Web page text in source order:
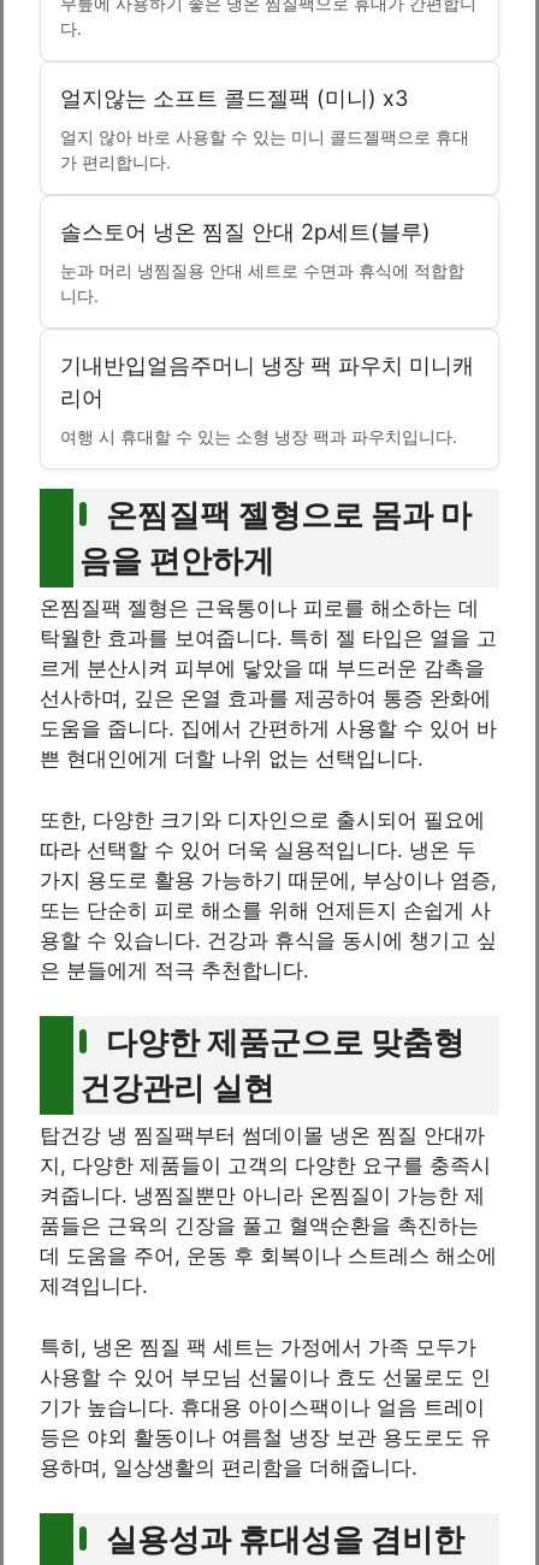
다.
얼지않는 소프트 콜드젤팩 (미니) x3
얼지 않아 바로 사용할 수 있는 미니 콜드젤팩으로 휴대
가 편리합니다.
솔스토어 냉온 찜질 안대 2p세트(블루)
눈과 머리 냉찜질용 안대 세트로 수면과 휴식에 적합합
니다.
기내반입얼음주머니 냉장 팩 파우치 미니캐
리어
여행 시 휴대할 수 있는 소형 냉장 팩과 파우치입니다.
온찜질팩 젤형으로 몸과 마
음을 편안하게
온찜질팩 젤형은 근육통이나 피로를 해소하는 데
탁월한 효과를 보여줍니다. 특히 젤 타입은 열을 고
르게 분산시켜 피부에 닿았을 때 부드러운 감촉을
선사하며, 깊은 온열 효과를 제공하여 통증 완화에
도움을 줍니다. 집에서 간편하게 사용할 수 있어 바
쁜 현대인에게 더할 나위 없는 선택입니다.
또한, 다양한 크기와 디자인으로 출시되어 필요에
따라 선택할 수 있어 더욱 실용적입니다. 냉온 두
가지 용도로 활용 가능하기 때문에, 부상이나 염증,
또는 단순히 피로 해소를 위해 언제든지 손쉽게 사
용할 수 있습니다. 건강과 휴식을 동시에 챙기고 싶
은 분들에게 적극 추천합니다.
다양한 제품군으로 맞춤형
건강관리 실현
탑건강 냉 찜질팩부터 썸데이몰 냉온 찜질 안대까
지, 다양한 제품들이 고객의 다양한 요구를 충족시
켜줍니다. 냉찜질뿐만 아니라 온찜질이 가능한 제
품들은 근육의 긴장을 풀고 혈액순환을 촉진하는
데 도움을 주어, 운동 후 회복이나 스트레스 해소에
제격입니다.
특히, 냉온 찜질 팩 세트는 가정에서 가족 모두가
사용할 수 있어 부모님 선물이나 효도 선물로도 인
기가 높습니다. 휴대용 아이스팩이나 얼음 트레이
등은 야외 활동이나 여름철 냉장 보관 용도로도 유
용하며, 일상생활의 편리함을 더해줍니다.
실용성과 휴대성을 겸비한